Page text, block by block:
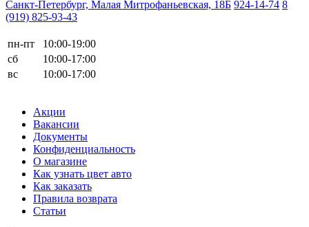
Санкт-Петербург, Малая Митрофаньевская, 18Б 924-14-74 8
(919) 825-93-43
пн-пт
10:00-19:00
сб
10:00-17:00
вс
10:00-17:00
Акции
Вакансии
Документы
Конфиденциальность
О магазине
Как узнать цвет авто
Как заказать
Правила возврата
Статьи